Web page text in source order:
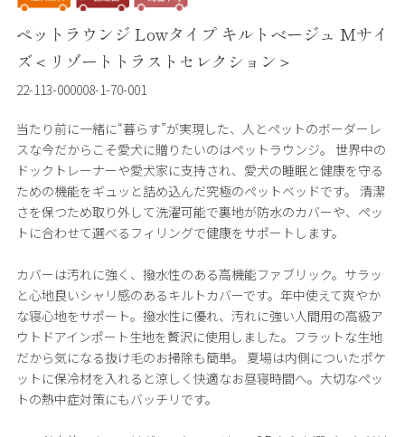
ペットラウンジ Lowタイプ キルトベージュ Mサイ
ズ＜リゾートトラストセレクション＞
22-113-000008-1-70-001
当たり前に一緒に“暮らす”が実現した、人とペットのボーダーレ
スな今だからこそ愛犬に贈りたいのはペットラウンジ。 世界中の
ドックトレーナーや愛犬家に支持され、愛犬の睡眠と健康を守る
ための機能をギュッと詰め込んだ究極のペットベッドです。 清潔
さを保つため取り外して洗濯可能で裏地が防水のカバーや、ペッ
トに合わせて選べるフィリングで健康をサポートします。
カバーは汚れに強く、撥水性のある高機能ファブリック。サラッ
と心地良いシャリ感のあるキルトカバーです。年中使えて爽やか
な寝心地をサポート。撥水性に優れ、汚れに強い人間用の高級ア
ウトドアインポート生地を贅沢に使用しました。フラットな生地
だから気になる抜け毛のお掃除も簡単。 夏場は内側についたポケ
ットに保冷材を入れると涼しく快適なお昼寝時間へ。大切なペッ
トの熱中症対策にもバッチリです。